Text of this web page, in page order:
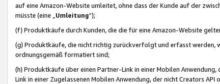
auf eine Amazon-Website umleitet, ohne dass der Kunde auf der
müsste (eine „ Umleitung“);
(f) Produktkäufe durch Kunden, die die für eine Amazon-Website
(g) Produktkäufe, die nicht richtig zurückverfolgt und erfasst werden,
ordnungsgemäß formatiert sind;
(h) Produktkäufe über einen Partner-Link in einer Mobilen
Link in einer Zugelassenen Mobilen Anwendung, der nicht Creators